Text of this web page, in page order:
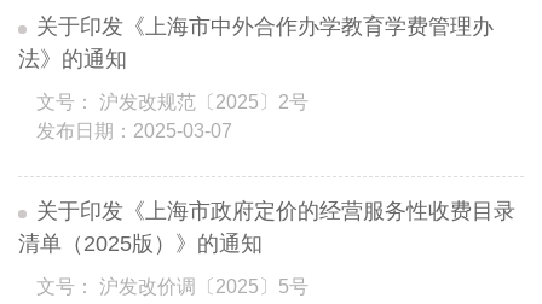
关于印发《上海市中外合作办学教育学费管理办
法》的通知
文号： 沪发改规范〔2025〕2号
发布日期：2025-03-07
关于印发《上海市政府定价的经营服务性收费目录
清单（2025版）》的通知
文号： 沪发改价调〔2025〕5号